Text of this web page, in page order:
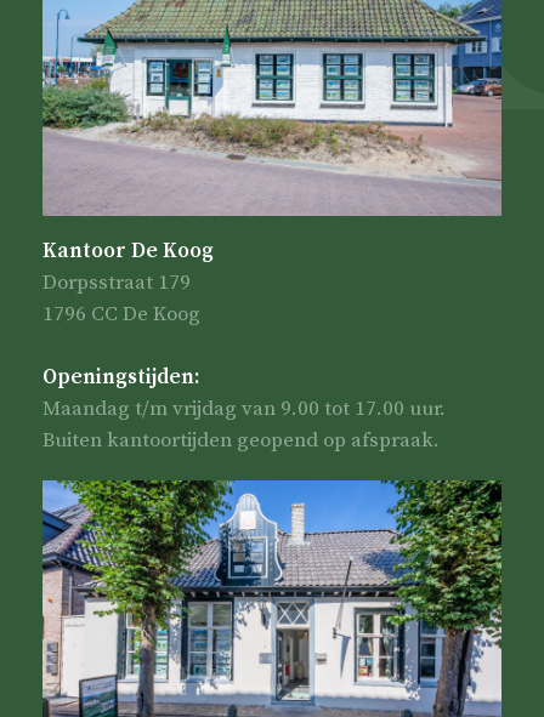
Kantoor De Koog
Dorpsstraat 179
1796 CC De Koog
Openingstijden:
Maandag t/m vrijdag van 9.00 tot 17.00 uur.
Buiten kantoortijden geopend op afspraak.